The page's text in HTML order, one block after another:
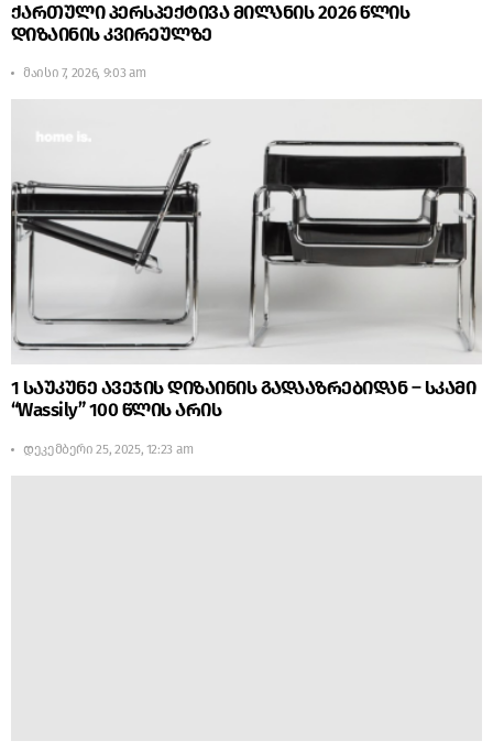
ქართული პერსპექტივა მილანის 2026 წლის
დიზაინის კვირეულზე
მაისი 7, 2026, 9:03 am
1 საუკუნე ავეჯის დიზაინის გადააზრებიდან – სკამი
“Wassily” 100 წლის არის
დეკემბერი 25, 2025, 12:23 am